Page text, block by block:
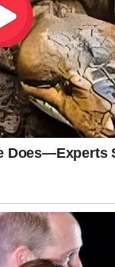
zadugoročno
periodu može
SVET –
i život
se iznutra.
Strelac shvata:
verovao